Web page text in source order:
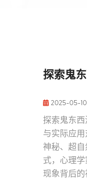
探索鬼
2025-05-10
探索鬼东
与实际应
神秘、超
式，心理
现象背后